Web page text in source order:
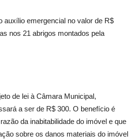
auxílio emergencial no valor de R$
nos 21 abrigos montados pela
de lei à Câmara Municipal,
a ser de R$ 300. O benefício é
da inabitabilidade do imóvel e que
sobre os danos materiais do imóvel